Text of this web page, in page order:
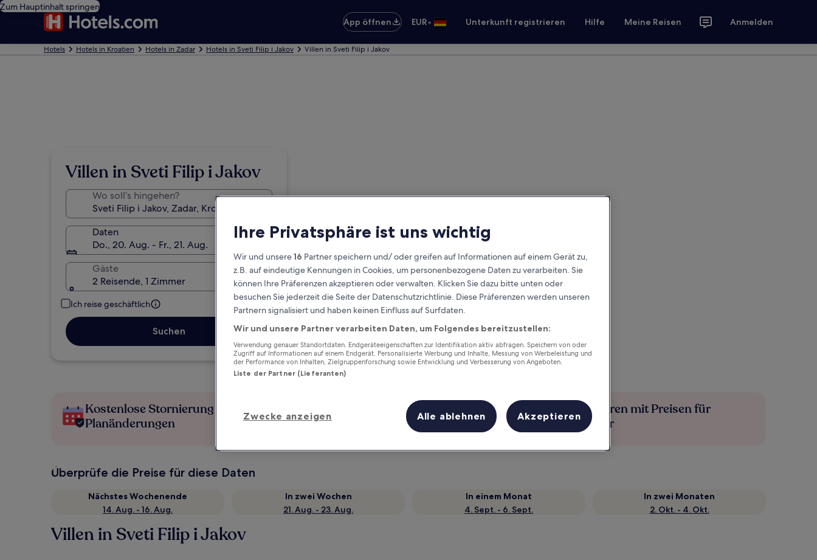
Zum Hauptinhalt springen
App öffnen
EUR• Unterkunft registrieren Hilfe Meine Reisen Anmelden
Hotels Hotels in Kroatien Hotels in Zadar Hotels in Sveti Filip i Jakov Villen in Sveti Filip i Jakov
Villen in Sveti Filip i Jakov
Wo soll’s hingehen?
Daten
Do., 20. Aug. - Fr., 21. Aug.
Gäste
2 Reisende, 1 Zimmer
Ich reise geschäftlich
Suchen
Kostenlose Stornierung bei
Planänderungen
Verdiene Prämien für jede
wahrgenommene Übernachtung
Mehr sparen mit Preisen für
Mitglieder
Überprüfe die Preise für diese Daten
Nächstes Wochenende
14. Aug. - 16. Aug.
In zwei Wochen
21. Aug. - 23. Aug.
In einem Monat
4. Sept. - 6. Sept.
In zwei Monaten
2. Okt. - 4. Okt.
Villen in Sveti Filip i Jakov
Ihre Privatsphäre ist uns wichtig
Wir und unsere16 Partner speichern und/ oder greifen auf Informationen auf einem Gerät zu,
z.B. auf eindeutige Kennungen in Cookies, um personenbezogene Daten zu verarbeiten. Sie
können Ihre Präferenzen akzeptieren oder verwalten. Klicken Sie dazu bitte unten oder
besuchen Sie jederzeit die Seite der Datenschutzrichtlinie. Diese Präferenzen werden unseren
Partnern signalisiert und haben keinen Einfluss auf Surfdaten.
Wir und unsere Partner verarbeiten Daten, um Folgendes bereitzustellen:
Verwendung genauer Standortdaten. Endgeräteeigenschaften zur Identifikation aktiv abfragen. Speichern von oder
Zugriff auf Informationen auf einem Endgerät. Personalisierte Werbung und Inhalte, Messung von Werbeleistung und
der Performance von Inhalten, Zielgruppenforschung sowie Entwicklung und Verbesserung von Angeboten.
Liste der Partner (Lieferanten)
Zwecke anzeigen Alle ablehnen Akzeptieren